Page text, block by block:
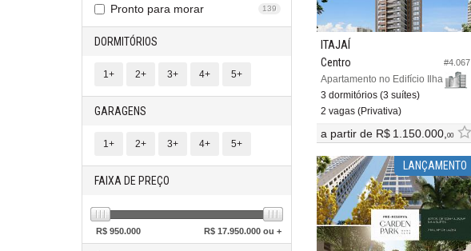
Pronto para morar 139
DORMITÓRIOS
1+ 2+ 3+ 4+ 5+
GARAGENS
1+ 2+ 3+ 4+ 5+
FAIXA DE PREÇO
R$ 950.000 R$ 17.950.000 ou +
#4.067
ITAJAÍ
Centro
Apartamento no Edifício Ilha de Cozumel
3 dormitórios (3 suítes)
2 vagas (Privativa)
a partir de R$ 1.150.000,00
LANÇAMENTO